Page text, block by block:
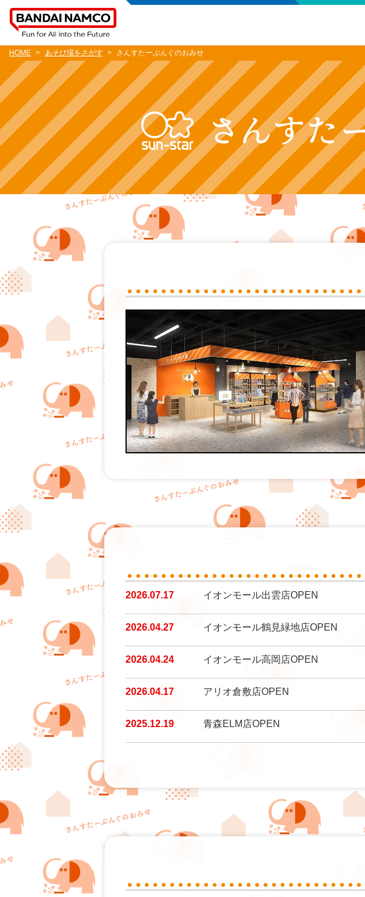
HOME あそび場をさがす さんすたーぶんぐのおみせ
2026.07.17 イオンモール出雲店OPEN
2026.04.27 イオンモール鶴見緑地店OPEN
2026.04.24 イオンモール高岡店OPEN
2026.04.17 アリオ倉敷店OPEN
2025.12.19 青森ELM店OPEN